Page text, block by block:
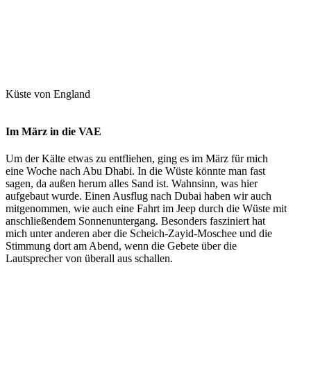
Küste von England
Im März in die VAE
Um der Kälte etwas zu entfliehen, ging es im März für mich
eine Woche nach Abu Dhabi. In die Wüste könnte man fast
sagen, da außen herum alles Sand ist. Wahnsinn, was hier
aufgebaut wurde. Einen Ausflug nach Dubai haben wir auch
mitgenommen, wie auch eine Fahrt im Jeep durch die Wüste mit
anschließendem Sonnenuntergang. Besonders fasziniert hat
mich unter anderen aber die Scheich-Zayid-Moschee und die
Stimmung dort am Abend, wenn die Gebete über die
Lautsprecher von überall aus schallen.